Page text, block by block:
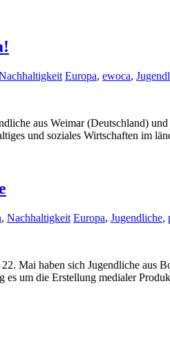
Europa, ewoca,
aus Weimar (Deutschland)
und soziales Wirtschaften im
, Nachhaltigkeit Europa, Jugendliche,
Mai haben sich Jugendliche
es um die Erstellung medialer